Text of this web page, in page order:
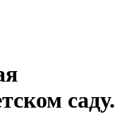
саду.